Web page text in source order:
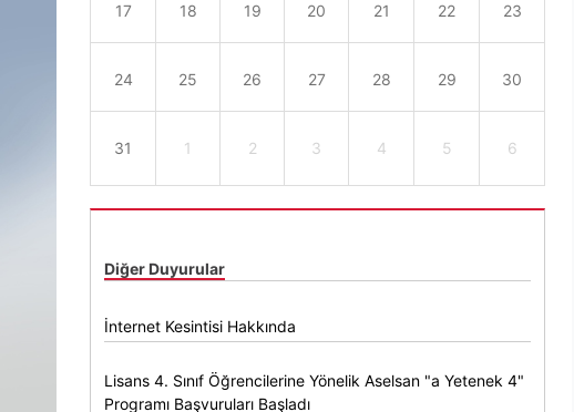
17 18 19 20 21 22 23
24 25 26 27 28 29 30
31 1 2 3 4 5 6
Diğer Duyurular
İnternet Kesintisi Hakkında
Lisans 4. Sınıf Öğrencilerine Yönelik Aselsan "a Yetenek 4"
Programı Başvuruları Başladı